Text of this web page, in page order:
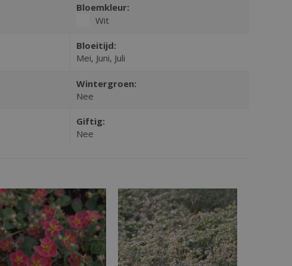
Bloemkleur:
Wit
Bloeitijd:
Mei, Juni, Juli
Wintergroen:
Nee
Giftig:
Nee